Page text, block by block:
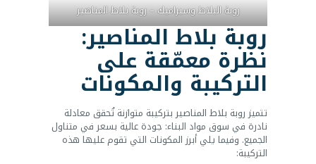
روبة البلاط وسيراميك – روبة بلاط المناصير
روبة بلاط المناصير:
نظرة معمّقة على
التركيبة والمكونات
تتميز روبة بلاط المناصير بتركيبة متوازنة تُحقق معادلة
نادرة في سوق مواد البناء: جودة عالية بسعر في متناول
الجميع. وفيما يلي أبرز المكونات التي تقوم عليها هذه
التركيبة: